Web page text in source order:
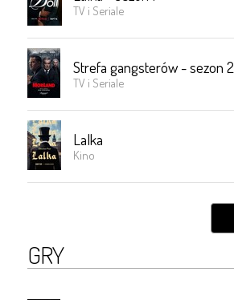
TV i Seriale
Strefa gangsterów - sezon 2
TV i Seriale
Lalka
Kino
GRY